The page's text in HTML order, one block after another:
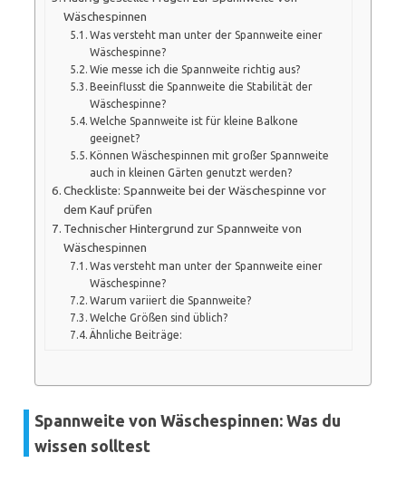
Wäschespinnen
Was versteht man unter der Spannweite einer
Wäschespinne?
Wie messe ich die Spannweite richtig aus?
Beeinflusst die Spannweite die Stabilität der
Wäschespinne?
Welche Spannweite ist für kleine Balkone
geeignet?
Können Wäschespinnen mit großer Spannweite
auch in kleinen Gärten genutzt werden?
Checkliste: Spannweite bei der Wäschespinne vor
dem Kauf prüfen
Technischer Hintergrund zur Spannweite von
Wäschespinnen
Was versteht man unter der Spannweite einer
Wäschespinne?
Warum variiert die Spannweite?
Welche Größen sind üblich?
Ähnliche Beiträge:
Spannweite von Wäschespinnen: Was du
wissen solltest